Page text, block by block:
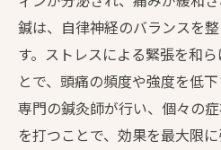
鍼は、自律神経のバランスを
す。ストレスによる緊張を和
とで、頭痛の頻度や強度を低
専門の鍼灸師が行い、個々の
を打つことで、効果を最大限